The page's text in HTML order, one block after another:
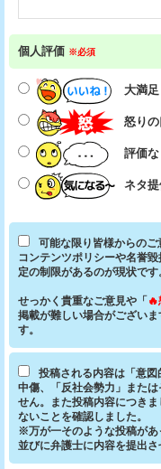
個人評価 ※必須
大満足
怒りの
評価
ネタ
可能な限り皆様からの
コンテンツポリシーや名誉
定の制限があるのが現状です
せっかく貴重なご意見や「 🔥
掲載が難しい場合がござい
す。
投稿される内容は「意
中傷、「反社会勢力」また
せん。また投稿内容につき
ないことを確認しました。
※万が一そのような投稿があ
並びに弁護士に内容を提出さ